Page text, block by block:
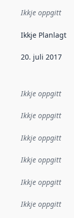
Ikkje oppgitt
:
Ikkje Planlagt
Denne datoen seier
20. juli 2017
Ikkje oppgitt
Ikkje oppgitt
Ikkje oppgitt
Ikkje oppgitt
Ikkje oppgitt
Ikkje oppgitt